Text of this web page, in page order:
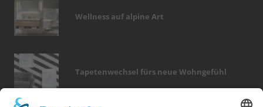
Wellness auf alpine Art
Tapetenwechsel fürs neue Wohngefühl